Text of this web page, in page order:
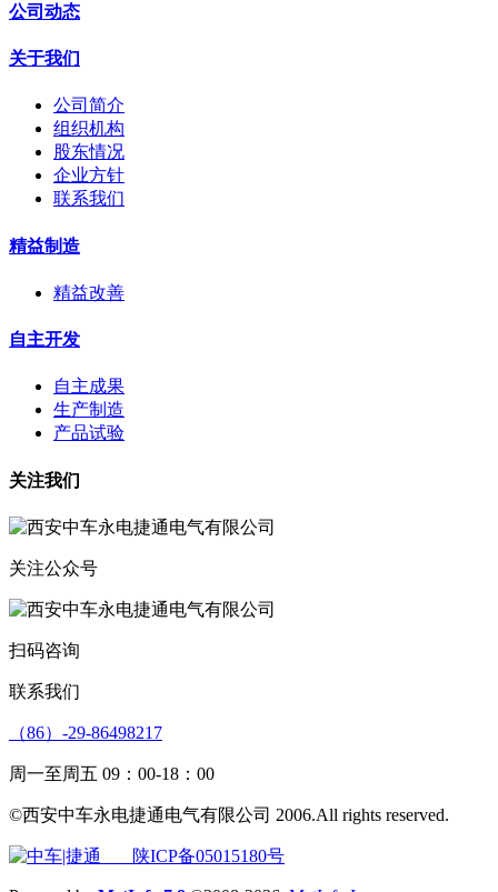
公司动态
关于我们
公司简介
组织机构
股东情况
企业方针
联系我们
精益制造
精益改善
自主开发
自主成果
生产制造
产品试验
关注我们
关注公众号
扫码咨询
联系我们
（86）-29-86498217
周一至周五 09：00-18：00
©西安中车永电捷通电气有限公司 2006.All rights reserved.
陕ICP备05015180号